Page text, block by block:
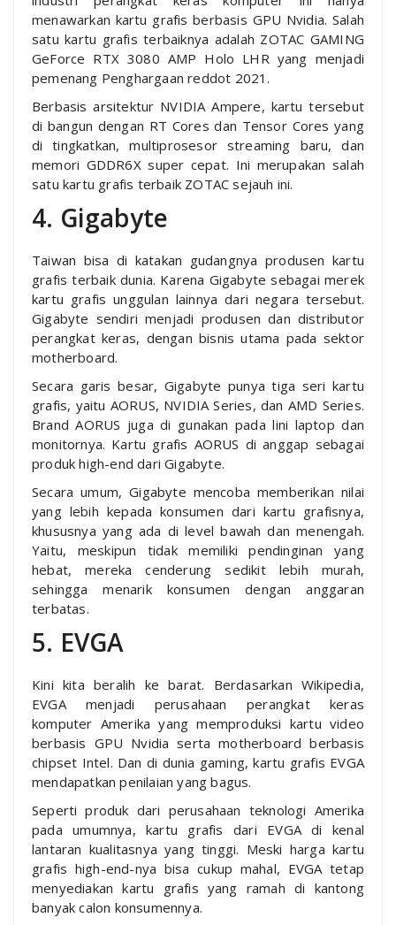
menawarkan kartu grafis berbasis GPU Nvidia. Salah
satu kartu grafis terbaiknya adalah ZOTAC GAMING
GeForce RTX 3080 AMP Holo LHR yang menjadi
pemenang Penghargaan reddot 2021.
Berbasis arsitektur NVIDIA Ampere, kartu tersebut
di bangun dengan RT Cores dan Tensor Cores yang
di tingkatkan, multiprosesor streaming baru, dan
memori GDDR6X super cepat. Ini merupakan salah
satu kartu grafis terbaik ZOTAC sejauh ini.
4. Gigabyte
Taiwan bisa di katakan gudangnya produsen kartu
grafis terbaik dunia. Karena Gigabyte sebagai merek
kartu grafis unggulan lainnya dari negara tersebut.
Gigabyte sendiri menjadi produsen dan distributor
perangkat keras, dengan bisnis utama pada sektor
motherboard.
Secara garis besar, Gigabyte punya tiga seri kartu
grafis, yaitu AORUS, NVIDIA Series, dan AMD Series.
Brand AORUS juga di gunakan pada lini laptop dan
monitornya. Kartu grafis AORUS di anggap sebagai
produk high-end dari Gigabyte.
Secara umum, Gigabyte mencoba memberikan nilai
yang lebih kepada konsumen dari kartu grafisnya,
khususnya yang ada di level bawah dan menengah.
Yaitu, meskipun tidak memiliki pendinginan yang
hebat, mereka cenderung sedikit lebih murah,
sehingga menarik konsumen dengan anggaran
terbatas.
5. EVGA
Kini kita beralih ke barat. Berdasarkan Wikipedia,
EVGA menjadi perusahaan perangkat keras
komputer Amerika yang memproduksi kartu video
berbasis GPU Nvidia serta motherboard berbasis
chipset Intel. Dan di dunia gaming, kartu grafis EVGA
mendapatkan penilaian yang bagus.
Seperti produk dari perusahaan teknologi Amerika
pada umumnya, kartu grafis dari EVGA di kenal
lantaran kualitasnya yang tinggi. Meski harga kartu
grafis high-end-nya bisa cukup mahal, EVGA tetap
menyediakan kartu grafis yang ramah di kantong
banyak calon konsumennya.